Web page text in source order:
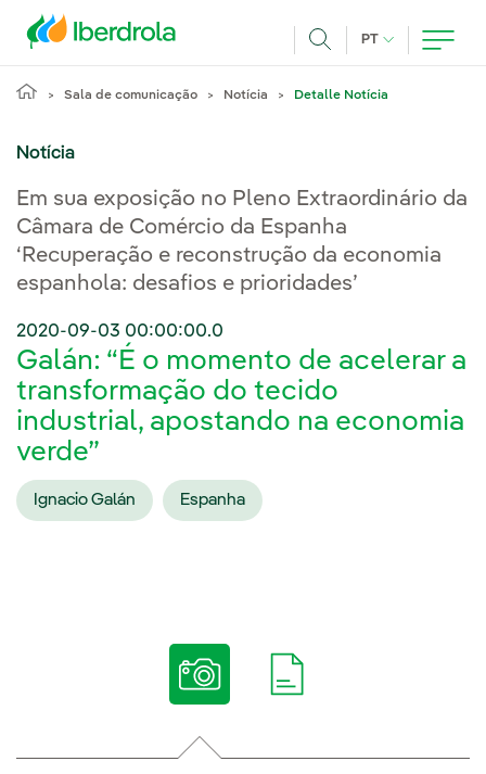
PT IDIOMA ATUAL,
Sala de comunicação Notícia Detalle Notícia
Notícia
Em sua exposição no Pleno Extraordinário da
Câmara de Comércio da Espanha
‘Recuperação e reconstrução da economia
espanhola: desafios e prioridades’
2020-09-03 00:00:00.0
Galán: “É o momento de acelerar a
transformação do tecido
industrial, apostando na economia
verde”
Ignacio Galán Espanha